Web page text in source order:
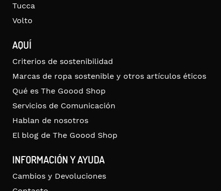
Tucca
Volto
AQUÍ
Criterios de sostenibilidad
Marcas de ropa sostenible y otros artículos éticos
Qué es The Goood Shop
Servicios de Comunicación
Hablan de nosotros
El blog de The Goood Shop
INFORMACIÓN Y AYUDA
Cambios y Devoluciones